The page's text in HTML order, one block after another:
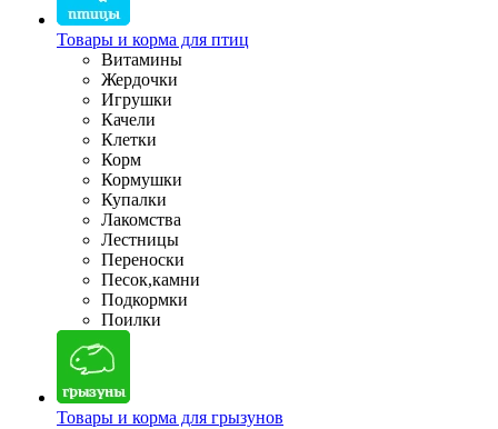
Товары и корма для птиц
Витамины
Жердочки
Игрушки
Качели
Клетки
Корм
Кормушки
Купалки
Лакомства
Лестницы
Переноски
Песок,камни
Подкормки
Поилки
Товары и корма для грызунов